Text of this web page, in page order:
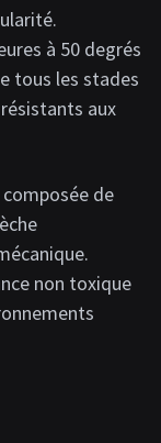
à 50 degrés
tous les stades
aux
de
non toxique